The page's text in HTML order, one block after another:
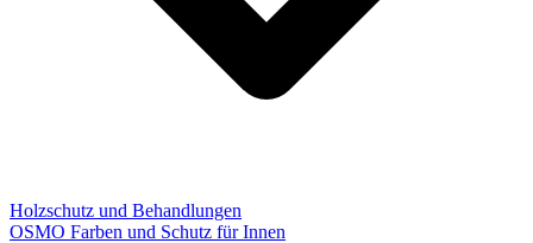
Holzschutz und Behandlungen
OSMO Farben und Schutz für Innen